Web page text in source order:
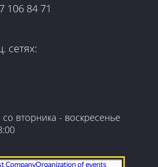
106 84 71
сетях:
вторника - воскресенье